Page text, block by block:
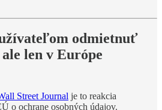
odmietnuť
len v Európe
Street Journal je to reakcia
o ochrane osobných údajov.